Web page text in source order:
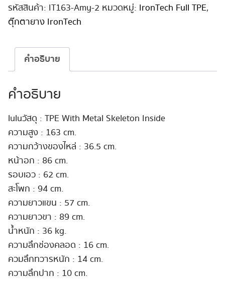
ญี่ปุ่น
Irontech
163cm
รหัสสินค้า: IT163-Amy-2 หมวดหมู่: IronTech Full TPE,
ตุ๊กตายาง IronTech
คำอธิบาย
คำอธิบาย
luluวัสดุ : TPE With Metal Skeleton Inside
ความสูง : 163 cm.
ความกว้างของไหล่ : 36.5 cm.
หน้าอก : 86 cm.
รอบเอว : 62 cm.
สะโพก : 94 cm.
ความยาวแขน : 57 cm.
ความยาวขา : 89 cm.
น้ำหนัก : 36 kg.
ความลึกช่องคลอด : 16 cm.
ควมลึกทวารหนัก : 14 cm.
ความลึกปาก : 10 cm.